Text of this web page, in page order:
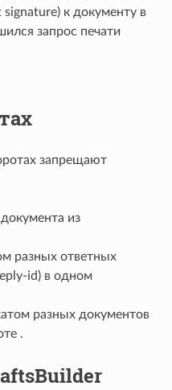
signature) к документу в
запрос печати
запрещают
из
разных ответных
id) в одном
разных документов
.